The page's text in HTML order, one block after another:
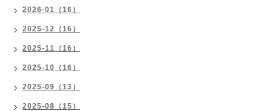
2026-01（16）
2025-12（16）
2025-11（16）
2025-10（16）
2025-09（13）
2025-08（15）